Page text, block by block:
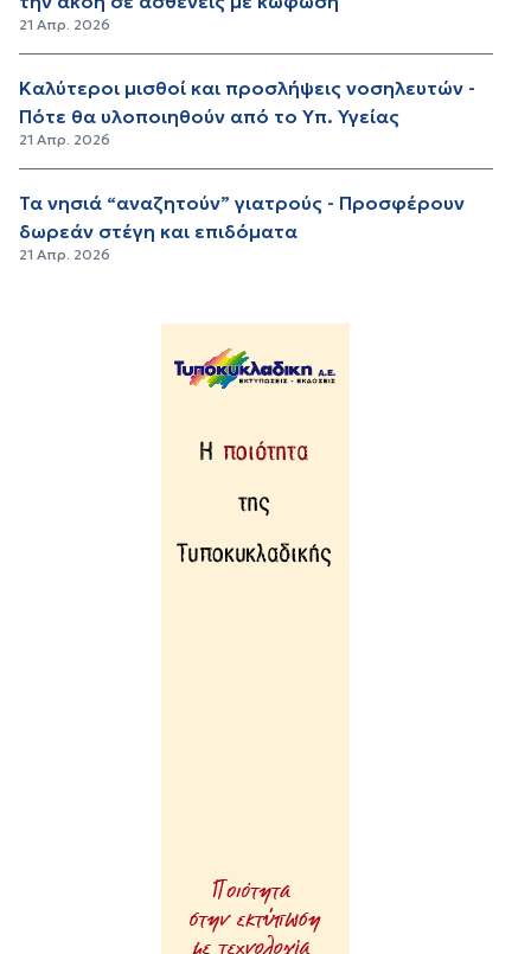
21 Απρ. 2026
Καλύτεροι μισθοί και προσλήψεις νοσηλευτών -
Πότε θα υλοποιηθούν από το Υπ. Υγείας
21 Απρ. 2026
Τα νησιά “αναζητούν” γιατρούς - Προσφέρουν
δωρεάν στέγη και επιδόματα
21 Απρ. 2026